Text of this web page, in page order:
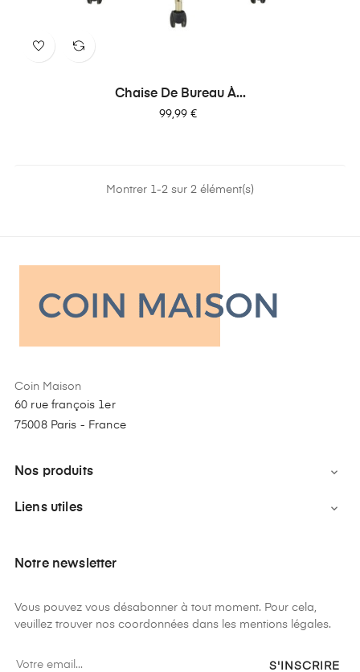
Chaise De Bureau À...
Prix
99,99 €
Montrer 1-2 sur 2 élément(s)
Coin Maison
60 rue françois 1er
75008 Paris - France
Nos produits 
Liens utiles 
Notre newsletter
Vous pouvez vous désabonner à tout moment. Pour cela,
veuillez trouver nos coordonnées dans les mentions légales.
S'INSCRIRE